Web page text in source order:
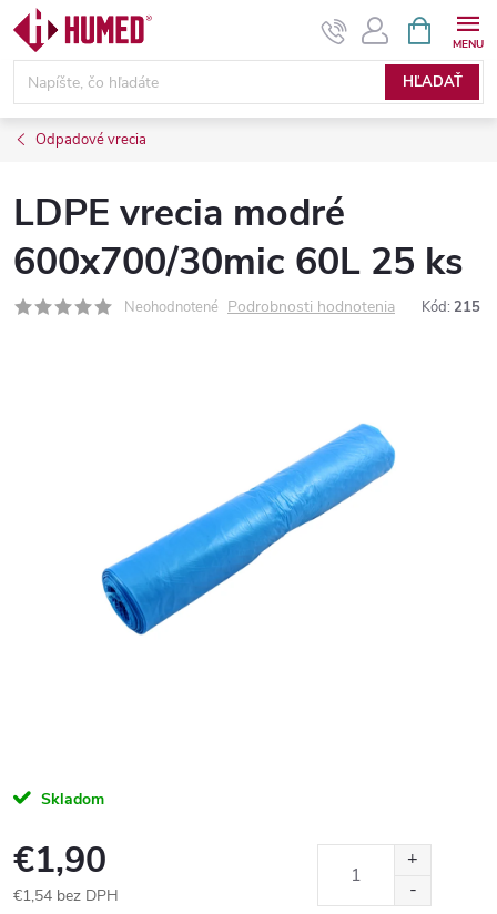
Prejsť
obsah
HĽADAŤ
KOŠÍK
Odpadové vrecia
LDPE vrecia modré
600x700/30mic 60L 25 ks
Neohodnotené Podrobnosti hodnotenia Kód: 215
Skladom
€1,90
€1,54 bez DPH